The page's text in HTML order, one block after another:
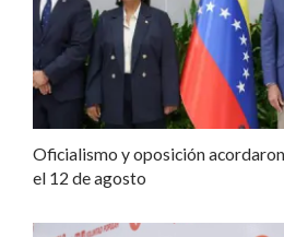
Oficialismo y oposición
el 12 de agosto